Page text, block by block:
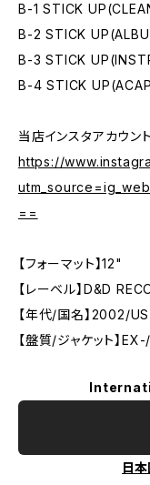
B-1 STICK
B-2 STICK
B-3 STICK
B-4 STICK
当店インスタアカウ
https://
==
【フォーマット】12"
【レーベル】D&D
【年代/国名】2002/US
【盤質/ジャケット】
日